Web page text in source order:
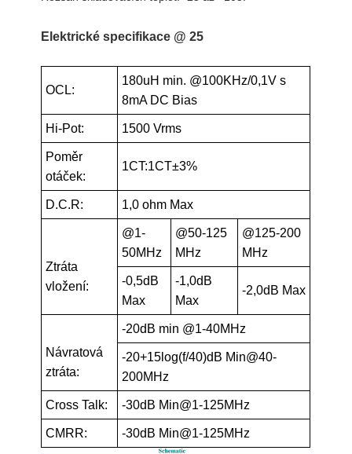
Elektrické specifikace @ 25
OCL:
180uH min. @100KHz/0,1V s
8mA DC Bias
Hi-Pot: 1500 Vrms
Poměr
otáček:
1CT:1CT±3%
D.C.R: 1,0 ohm Max
Ztráta
vložení:
@1-
50MHz
@50-125
MHz
@125-200
MHz
-0,5dB
Max
-1,0dB
Max
-2,0dB Max
Návratová
ztráta:
-20dB min @1-40MHz
-20+15log(f/40)dB Min@40-
200MHz
Cross Talk: -30dB Min@1-125MHz
CMRR: -30dB Min@1-125MHz